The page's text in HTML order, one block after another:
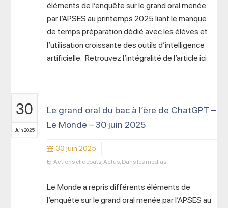
éléments de l’enquête sur le grand oral menée
par l’APSES au printemps 2025 liant le manque
de temps préparation dédié avec les élèves et
l’utilisation croissante des outils d’intelligence
artificielle. Retrouvez l’intégralité de l’article ici
30
Juin 2025
Le grand oral du bac à l’ère de ChatGPT –
Le Monde – 30 juin 2025
30 juin 2025
Actions et débats,Actus, Dans les médias
Le Monde a repris différents éléments de
l’enquête sur le grand oral menée par l’APSES au